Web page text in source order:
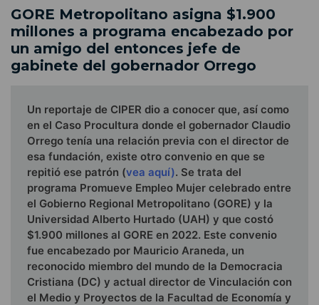
GORE Metropolitano asigna $1.900
millones a programa encabezado por
un amigo del entonces jefe de
gabinete del gobernador Orrego
Un reportaje de CIPER dio a conocer que, así como
en el Caso Procultura donde el gobernador Claudio
Orrego tenía una relación previa con el director de
esa fundación, existe otro convenio en que se
repitió ese patrón (vea aquí). Se trata del
programa Promueve Empleo Mujer celebrado entre
el Gobierno Regional Metropolitano (GORE) y la
Universidad Alberto Hurtado (UAH) y que costó
$1.900 millones al GORE en 2022. Este convenio
fue encabezado por Mauricio Araneda, un
reconocido miembro del mundo de la Democracia
Cristiana (DC) y actual director de Vinculación con
el Medio y Proyectos de la Facultad de Economía y